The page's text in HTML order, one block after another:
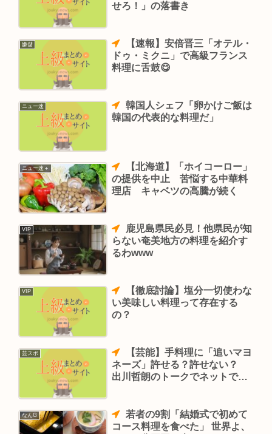
せろ！」の落書き
嫌儲
ドゥ・ミクニ」で高級フランス
料理に舌鼓😋
ニュー速
韓国人シェフ「卵かけご飯は
韓国の代表的な料理だ」
ニュー速＋
の提供を中止 苦悩する中華料
理店 キャベツの高騰が続く
VIP
らない奄美地方の料理を紹介す
るわwww
VIP
い美味しい料理って存在する
の？
芸スポ
ネーズ」許せる？許せない？
出川哲朗のトークでネットで賛
なんG
若者の9割「結婚式で初めて
コース料理を食べた」 世界よ、